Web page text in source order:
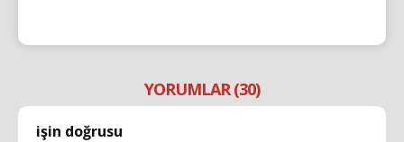
YORUMLAR (30)
işin doğrusu